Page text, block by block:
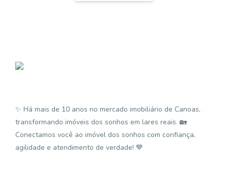
✨ Há mais de 10 anos no mercado imobiliário de Canoas,
transformando imóveis dos sonhos em lares reais. 🏡
Conectamos você ao imóvel dos sonhos com confiança,
agilidade e atendimento de verdade! 💙